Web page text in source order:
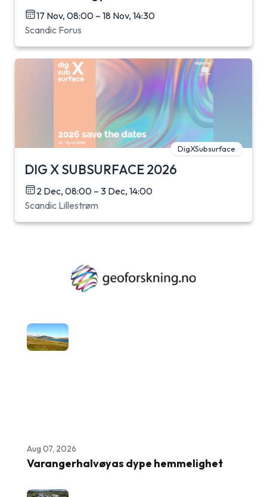
17 Nov, 08:00 – 18 Nov, 14:30
Scandic Forus
DigXSubsurface
DIG X SUBSURFACE 2026
2 Dec, 08:00 – 3 Dec, 14:00
Scandic Lillestrøm
Aug 07, 2026
Varangerhalvøyas dype hemmelighet